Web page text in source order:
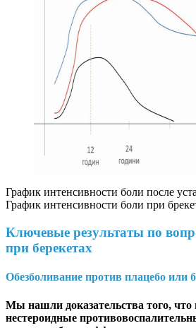
График интенсивности боли после
График интенсивности боли при
Ключевые результаты по
при берекетах
Обезболивание против плацебо или
Мы нашли доказательства того, что
нестероидные